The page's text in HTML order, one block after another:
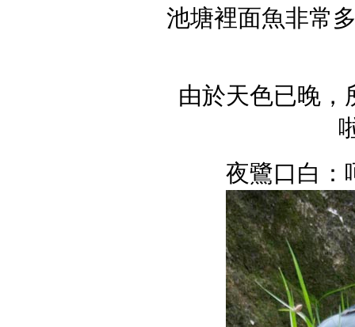
池塘裡面魚非常
由於天色已晚，
夜鷺口白：